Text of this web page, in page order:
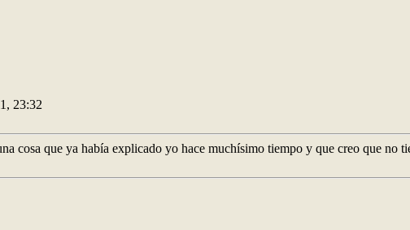
23:32
cosa que ya había explicado yo hace muchísimo tiempo y que creo que